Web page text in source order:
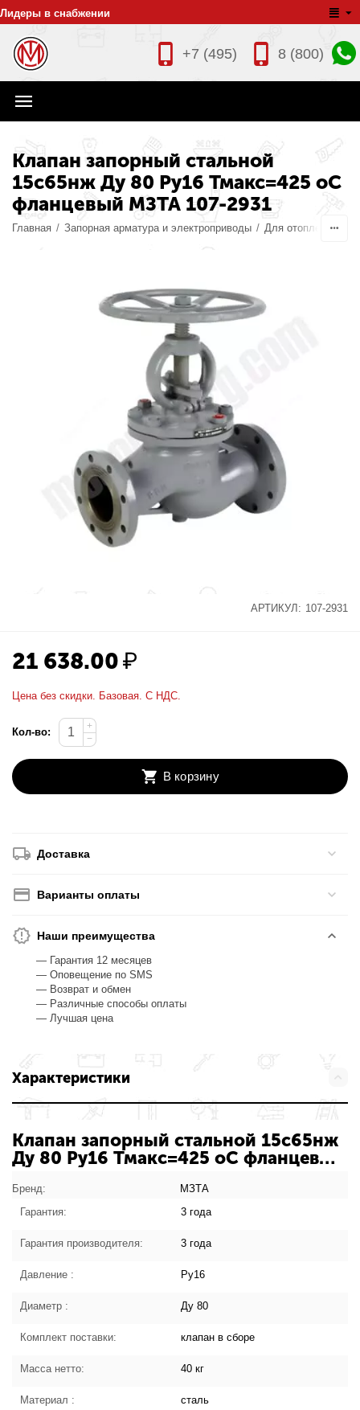
Лидеры в снабжении
8 (800)
+7 (495)
Клапан запорный стальной
15с65нж Ду 80 Ру16 Тмакс=425 оС
фланцевый МЗТА 107-2931
Главная / Запорная арматура и электроприводы / Для отопления
АРТИКУЛ: 107-2931
21 638.00₽
Цена без скидки. Базовая. С НДС.
Кол-во:
+
−
В корзину
Доставка
Варианты оплаты
Наши преимущества
— Гарантия 12 месяцев
— Оповещение по SMS
— Возврат и обмен
— Различные способы оплаты
— Лучшая цена
Характеристики
Клапан запорный стальной 15с65нж
Ду 80 Ру16 Тмакс=425 оС фланцевый
товара
Бренд:
МЗТА
Гарантия:
3 года
Гарантия производителя: 3 года
Давление : Ру16
Диаметр : Ду 80
Комплект поставки: клапан в сборе
Масса нетто: 40 кг
Материал : сталь